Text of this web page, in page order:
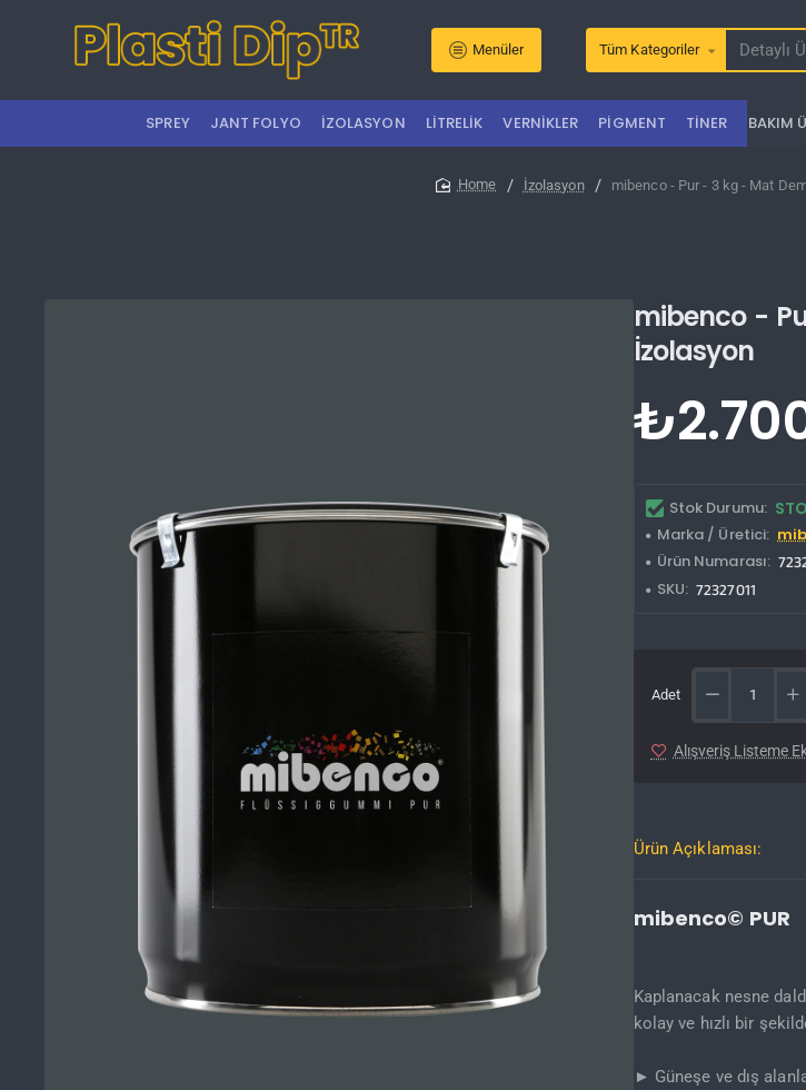
Menüler Tüm Kategoriler
Detaylı
Arama...
SPREY JANT FOLYO İZOLASYON LITRELIK VERNIKLER PIGMENT TINER BAKIM
İzolasyon mibenco - Pur - 3 kg - Mat
mibenco -
İzolasyon
Stok Durumu:
Marka / Üretici:
Ürün Numarası:
SKU: 72327011
Adet
Alışveriş Listeme
Ürün Açıklaması:
mibenco© PUR
Kaplanacak nesne
kolay ve hızlı bir
► Güneşe ve dış